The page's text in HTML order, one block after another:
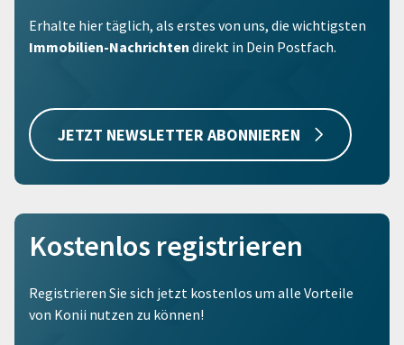
Erhalte hier täglich, als erstes von uns, die wichtigsten
Immobilien-Nachrichten direkt in Dein Postfach.
JETZT NEWSLETTER ABONNIEREN
Kostenlos registrieren
Registrieren Sie sich jetzt kostenlos um alle Vorteile
von Konii nutzen zu können!